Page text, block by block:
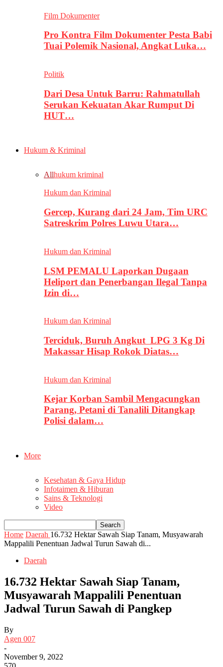
Film Dokumenter
Pro Kontra Film Dokumenter Pesta Babi
Tuai Polemik Nasional, Angkat Luka…
Politik
Dari Desa Untuk Barru: Rahmatullah
Serukan Kekuatan Akar Rumput Di
HUT…
Hukum & Kriminal
Allhukum kriminal
Hukum dan Kriminal
Gercep, Kurang dari 24 Jam, Tim URC
Satreskrim Polres Luwu Utara…
Hukum dan Kriminal
LSM PEMALU Laporkan Dugaan
Heliport dan Penerbangan Ilegal Tanpa
Izin di…
Hukum dan Kriminal
Terciduk, Buruh Angkut LPG 3 Kg Di
Makassar Hisap Rokok Diatas…
Hukum dan Kriminal
Kejar Korban Sambil Mengacungkan
Parang, Petani di Tanalili Ditangkap
Polisi dalam…
More
Kesehatan & Gaya Hidup
Infotaimen & Hiburan
Sains & Teknologi
Video
Home Daerah 16.732 Hektar Sawah Siap Tanam, Musyawarah
Mappalili Penentuan Jadwal Turun Sawah di...
Daerah
16.732 Hektar Sawah Siap Tanam,
Musyawarah Mappalili Penentuan
Jadwal Turun Sawah di Pangkep
By
Agen 007
-
November 9, 2022